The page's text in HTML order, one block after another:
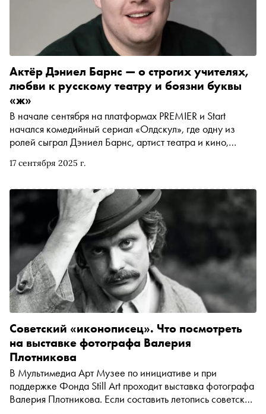
17 сентября 2025 г.
Актёр Дэниел Барнс — о строгих учителях,
любви к русскому театру и боязни буквы
«ж»
В начале сентября на платформах PREMIER и Start
начался комедийный сериал «Олдскул», где одну из
ролей сыграл Дэниел Барнс, артист театра и кино,
Дэни. В интервью автору «Сноба» Александру Юдину
языка, почему так мечтает сыграть Треплева и как на
пробах покорил Олега Меньшикова рэпом
Советский «иконописец». Что посмотреть
на выставке фотографа Валерия
Плотникова
В Мультимедиа Арт Музее по инициативе и при
поддержке Фонда Still Art проходит выставка фотографа
Валерия Плотникова. Если составить летопись советской